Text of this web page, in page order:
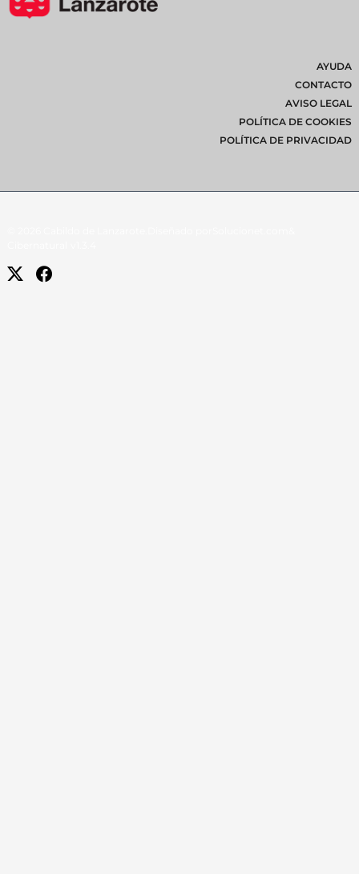
AYUDA
CONTACTO
AVISO LEGAL
POLÍTICA DE COOKIES
POLÍTICA DE PRIVACIDAD